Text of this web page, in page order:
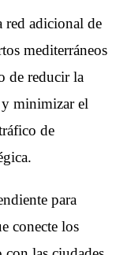
red adicional de
mediterráneos
de reducir la
y minimizar el
de
para
conecte los